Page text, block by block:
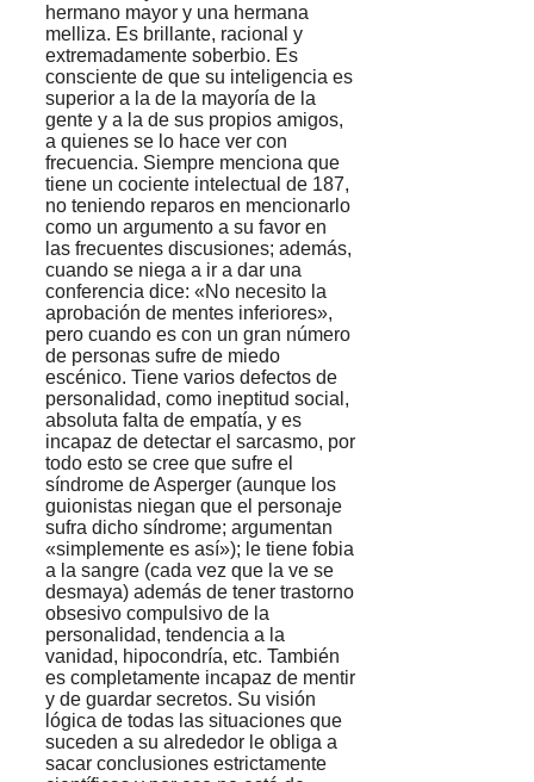
hermano mayor y una hermana
melliza. Es brillante, racional y
extremadamente soberbio. Es
consciente de que su inteligencia es
superior a la de la mayoría de la
gente y a la de sus propios amigos,
a quienes se lo hace ver con
frecuencia. Siempre menciona que
tiene un cociente intelectual de 187,
no teniendo reparos en mencionarlo
como un argumento a su favor en
las frecuentes discusiones; además,
cuando se niega a ir a dar una
conferencia dice: «No necesito la
aprobación de mentes inferiores»,
pero cuando es con un gran número
de personas sufre de miedo
escénico. Tiene varios defectos de
personalidad, como ineptitud social,
absoluta falta de empatía, y es
incapaz de detectar el sarcasmo, por
todo esto se cree que sufre el
síndrome de Asperger (aunque los
guionistas niegan que el personaje
sufra dicho síndrome; argumentan
«simplemente es así»); le tiene fobia
a la sangre (cada vez que la ve se
desmaya) además de tener trastorno
obsesivo compulsivo de la
personalidad, tendencia a la
vanidad, hipocondría, etc. También
es completamente incapaz de mentir
y de guardar secretos. Su visión
lógica de todas las situaciones que
suceden a su alrededor le obliga a
sacar conclusiones estrictamente